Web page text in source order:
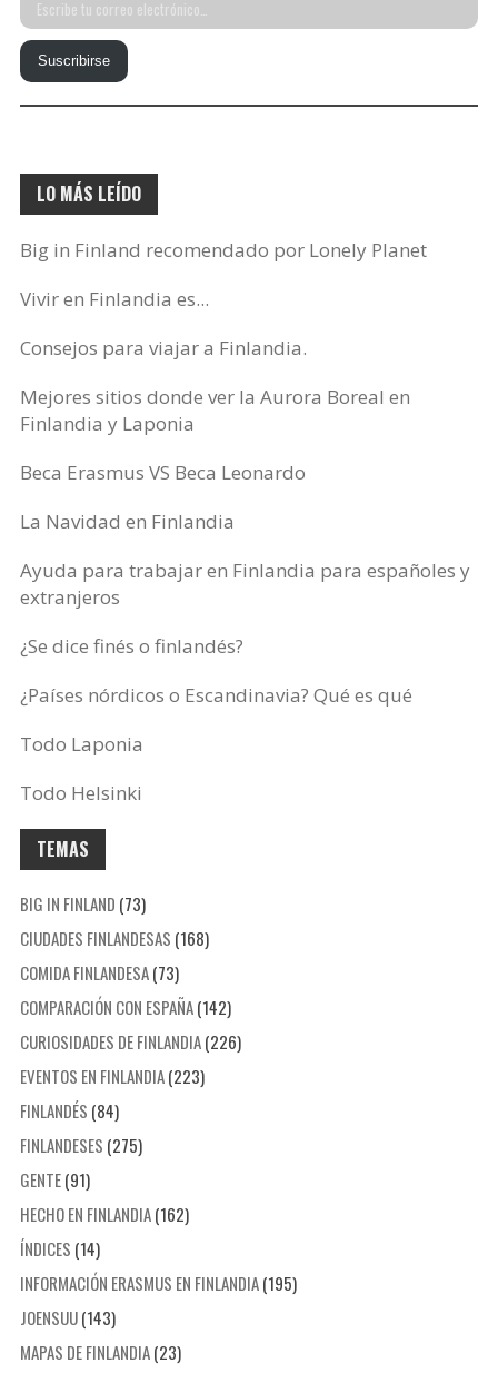
tu
correo
electrónico…
Suscribirse
LO MÁS LEÍDO
Big in Finland recomendado por Lonely Planet
Vivir en Finlandia es...
Consejos para viajar a Finlandia.
Mejores sitios donde ver la Aurora Boreal en
Finlandia y Laponia
Beca Erasmus VS Beca Leonardo
La Navidad en Finlandia
Ayuda para trabajar en Finlandia para españoles y
extranjeros
¿Se dice finés o finlandés?
¿Países nórdicos o Escandinavia? Qué es qué
Todo Laponia
Todo Helsinki
TEMAS
BIG IN FINLAND (73)
CIUDADES FINLANDESAS (168)
COMIDA FINLANDESA(73)
COMPARACIÓN CON ESPAÑA(142)
CURIOSIDADES DE FINLANDIA(226)
EVENTOS EN FINLANDIA(223)
FINLANDÉS (84)
FINLANDESES (275)
GENTE(91)
HECHO EN FINLANDIA(162)
ÍNDICES (14)
INFORMACIÓN ERASMUS EN FINLANDIA(195)
JOENSUU(143)
MAPAS DE FINLANDIA(23)